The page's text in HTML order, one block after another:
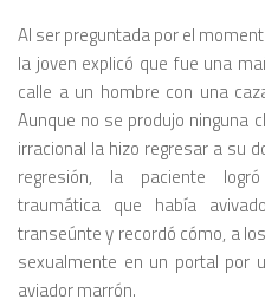
Al ser preguntada por el
la joven explicó que fue una
calle a un hombre con una
Aunque no se produjo ninguna
irracional la hizo regresar a su
regresión, la paciente
traumática que había
transeúnte y recordó cómo, a
sexualmente en un portal por
aviador marrón.